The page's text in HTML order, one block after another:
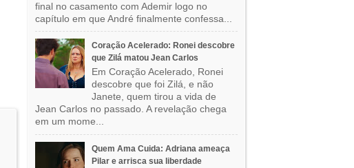
final no casamento com Ademir logo no
capítulo em que André finalmente confessa...
Coração Acelerado: Ronei descobre
que Zilá matou Jean Carlos
Em Coração Acelerado, Ronei
descobre que foi Zilá, e não
Janete, quem tirou a vida de
Jean Carlos no passado. A revelação chega
em um mome...
Quem Ama Cuida: Adriana ameaça
Pilar e arrisca sua liberdade